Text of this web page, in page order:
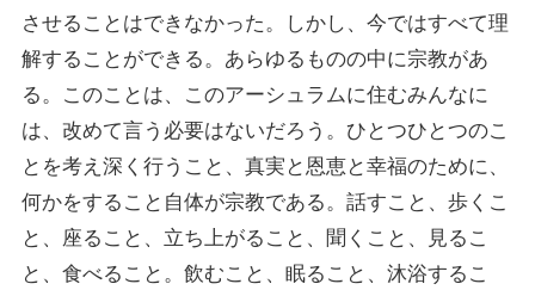
させることはできなかった。しかし、今ではすべて理
解することができる。あらゆるものの中に宗教があ
る。このことは、このアーシュラムに住むみんなに
は、改めて言う必要はないだろう。ひとつひとつのこ
とを考え深く行うこと、真実と恩恵と幸福のために、
何かをすること自体が宗教である。話すこと、歩くこ
と、座ること、立ち上がること、聞くこと、見るこ
と、食べること。飲むこと、眠ること、沐浴するこ